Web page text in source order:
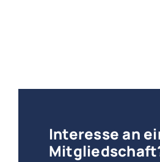
Interesse an